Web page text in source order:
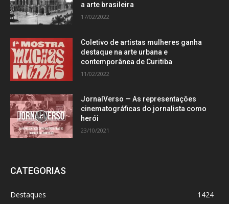
a arte brasileira
17/02/2022
Coletivo de artistas mulheres ganha
destaque na arte urbana e
contemporânea de Curitiba
11/02/2022
JornalVerso — As representações
cinematográficas do jornalista como
herói
23/10/2021
CATEGORIAS
Destaques
1424